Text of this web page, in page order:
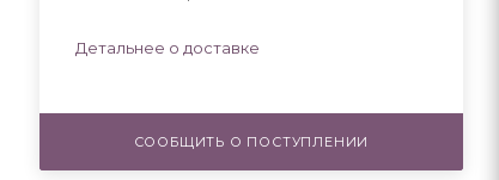
Детальнее о доставке
СООБЩИТЬ О ПОСТУПЛЕНИИ